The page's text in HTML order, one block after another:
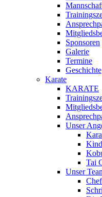
Sponsoren
Galerie
Termine
Geschichte
Karate
KARATE
Unser
Tai
Unser